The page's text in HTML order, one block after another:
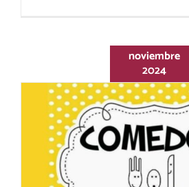
noviembre
2024
COMEDOR